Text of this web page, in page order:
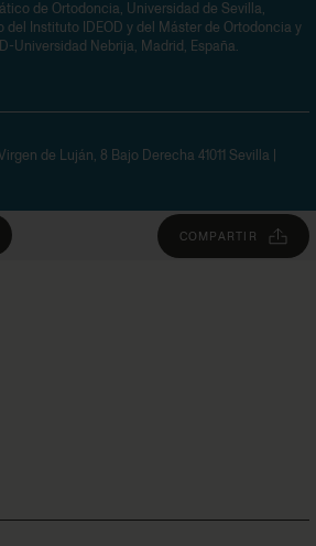
de Ortodoncia, Universidad de Sevilla,
Instituto IDEOD y del Máster de Ortodoncia y
Universidad Nebrija, Madrid, España.
de Luján, 8 Bajo Derecha 41011 Sevilla |
COMPARTIR